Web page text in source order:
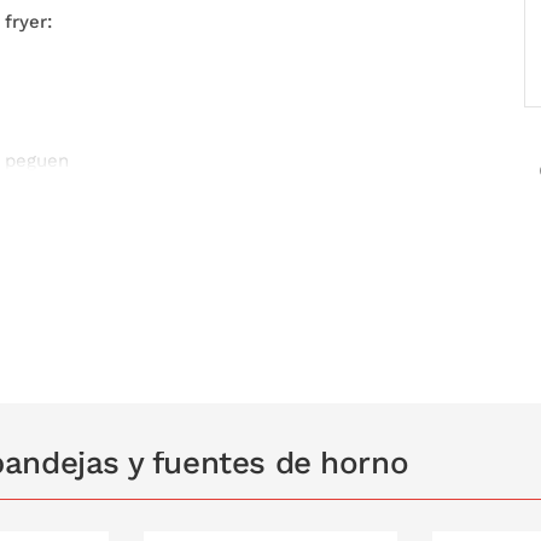
fryer:
y fuentes de horno